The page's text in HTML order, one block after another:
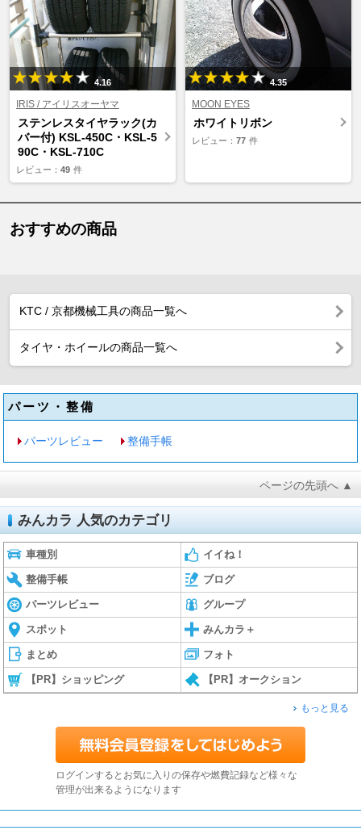
4.16
IRIS / アイリスオーヤマ
ステンレスタイヤラック(カ
バー付) KSL-450C・KSL-5
90C・KSL-710C
レビュー： 49 件
4.35
MOON EYES
ホワイトリボン
レビュー： 77 件
おすすめの商品
KTC / 京都機械工具の商品一覧へ
タイヤ・ホイールの商品一覧へ
パーツ・整備
パーツレビュー 整備手帳
ページの先頭へ ▲
みんカラ 人気のカテゴリ
車種別 イイね！
整備手帳 ブログ
パーツレビュー グループ
スポット みんカラ＋
まとめ フォト
【PR】ショッピング 【PR】オークション
もっと見る
ログインするとお気に入りの保存や燃費記録など様々な
管理が出来るようになります